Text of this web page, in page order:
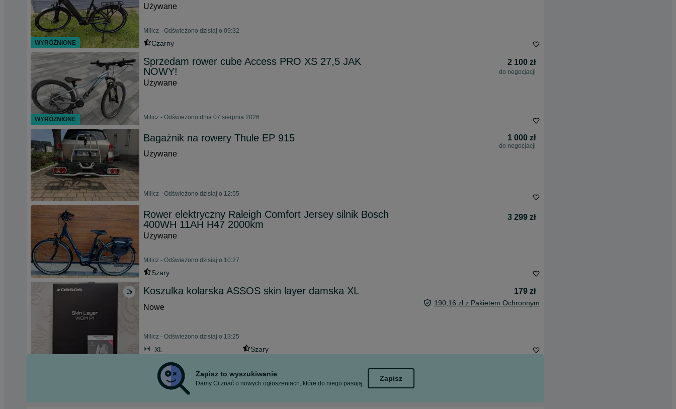
Używane
Milicz - Odświeżono dzisiaj o 09:32
Czarny
Sprzedam rower cube Access PRO XS 27,5 JAK
NOWY!
2 100 zł
do negocjacji
Używane
Milicz - Odświeżono dnia 07 sierpnia 2026
Bagażnik na rowery Thule EP 915 1 000 zł
do negocjacji
Używane
Milicz - Odświeżono dzisiaj o 12:55
Rower elektryczny Raleigh Comfort Jersey silnik Bosch
400WH 11AH H47 2000km
3 299 zł
Używane
Milicz - Odświeżono dzisiaj o 10:27
Szary
Koszulka kolarska ASSOS skin layer damska XL
179 zł
Nowe
190,16 zł z Pakietem Ochronnym
Milicz - Odświeżono dzisiaj o 13:25
XL Szary
Zapisz to wyszukiwanie
Damy Ci znać o nowych ogłoszeniach, które do niego pasują.
Zapisz
WYRÓŻNIONE
WYRÓŻNIONE